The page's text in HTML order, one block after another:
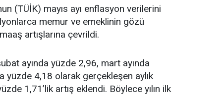
(TÜİK) mayıs ayı enflasyon verilerini
memur ve emeklinin gözü
artışlarına çevrildi.
ayında yüzde 2,96, mart ayında
yüzde 4,18 olarak gerçekleşen aylık
1,71’lik artış eklendi. Böylece yılın ilk